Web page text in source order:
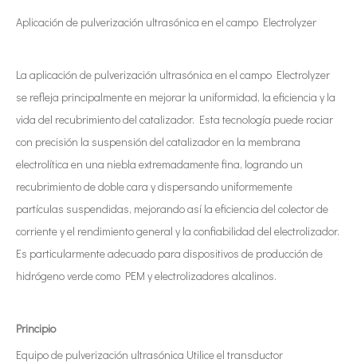
Aplicación de pulverización ultrasónica en el campo Electrolyzer
La aplicación de pulverización ultrasónica en el campo Electrolyzer
se refleja principalmente en mejorar la uniformidad, la eficiencia y la
vida del recubrimiento del catalizador. Esta tecnología puede rociar
con precisión la suspensión del catalizador en la membrana
electrolítica en una niebla extremadamente fina, logrando un
recubrimiento de doble cara y dispersando uniformemente
partículas suspendidas, mejorando así la eficiencia del colector de
corriente y el rendimiento general y la confiabilidad del electrolizador.
Es particularmente adecuado para dispositivos de producción de
hidrógeno verde como PEM y electrolizadores alcalinos.
Principio
Equipo de pulverización ultrasónica Utilice el transductor